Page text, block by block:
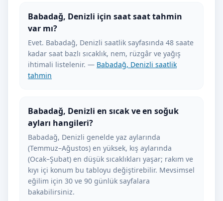
Babadağ, Denizli için saat saat tahmin
var mı?
Evet. Babadağ, Denizli saatlik sayfasında 48 saate
kadar saat bazlı sıcaklık, nem, rüzgâr ve yağış
ihtimali listelenir. — Babadağ, Denizli saatlik
tahmin
Babadağ, Denizli en sıcak ve en soğuk
ayları hangileri?
Babadağ, Denizli genelde yaz aylarında
(Temmuz–Ağustos) en yüksek, kış aylarında
(Ocak–Şubat) en düşük sıcaklıkları yaşar; rakım ve
kıyı içi konum bu tabloyu değiştirebilir. Mevsimsel
eğilim için 30 ve 90 günlük sayfalara
bakabilirsiniz.